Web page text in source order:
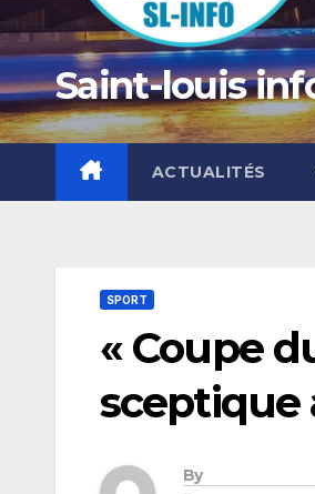
Saint-louis
ACTUALITÉS
SPORT
« Coupe
sceptique
By